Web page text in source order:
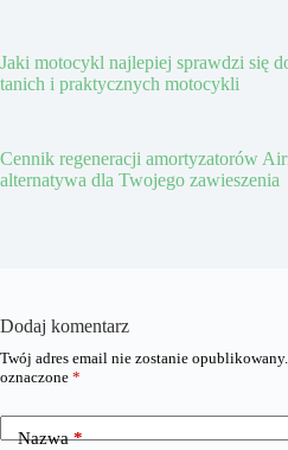
Jaki motocykl najlepiej sprawdzi się
tanich i praktycznych motocykli
Cennik regeneracji amortyzatorów
alternatywa dla Twojego zawieszenia
Dodaj komentarz
Twój adres email nie zostanie opublikowany.
oznaczone *
Nazwa*